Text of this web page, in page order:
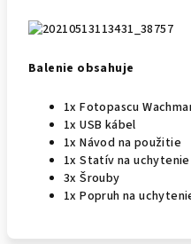
Balenie obsahuje
1x Fotopascu
1x USB kábel
1x Návod na použitie
1x Statív na uchytenie
3x Šrouby
1x Popruh na